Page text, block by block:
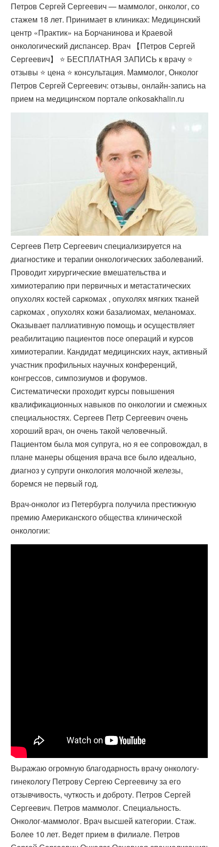
Петров Сергей Сергеевич — маммолог, онколог, со
стажем 18 лет. Принимает в клиниках: Медицинский
центр «Практик» на Борчанинова и Краевой
онкологический диспансер. Врач 【Петров Сергей
Сергеевич】 ⭐ БЕСПЛАТНАЯ ЗАПИСЬ к врачу ⭐
отзывы ⭐ цена ⭐ консультация. Маммолог, Онколог
Петров Сергей Сергеевич: отзывы, онлайн-запись на
прием на медицинском портале onkosakhalin.ru
Сергеев Петр Сергеевич специализируется на
диагностике и терапии онкологических заболеваний.
Проводит хирургические вмешательства и
химиотерапию при первичных и метастатических
опухолях костей саркомах , опухолях мягких тканей
саркомах , опухолях кожи базалиомах, меланомах.
Оказывает паллиативную помощь и осуществляет
реабилитацию пациентов посе операций и курсов
химиотерапии. Кандидат медицинских наук, активный
участник профильных научных конференций,
конгрессов, симпозиумов и форумов.
Систематически проходит курсы повышения
квалификационных навыков по онкологии и смежных
специальностях. Сергеев Петр Сергеевич очень
хороший врач, он очень такой человечный.
Пациентом была моя супруга, но я ее сопровождал, в
плане манеры общения врача все было идеально,
диагноз у супруги онкология молочной железы,
боремся не первый год.
Врач-онколог из Петербурга получила престижную
премию Американского общества клинической
онкологии:
Выражаю огромную благодарность врачу онкологу-
гинекологу Петрову Сергею Сергеевичу за его
отзывчивость, чуткость и доброту. Петров Сергей
Сергеевич. Петров маммолог. Специальность.
Онколог-​маммолог. Врач высшей категории. Стаж.
Более 10 лет. Ведет прием в филиале. Петров